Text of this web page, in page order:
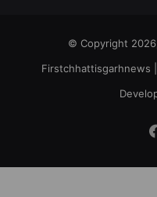
© Copyright
Firstchhattisgarhnews